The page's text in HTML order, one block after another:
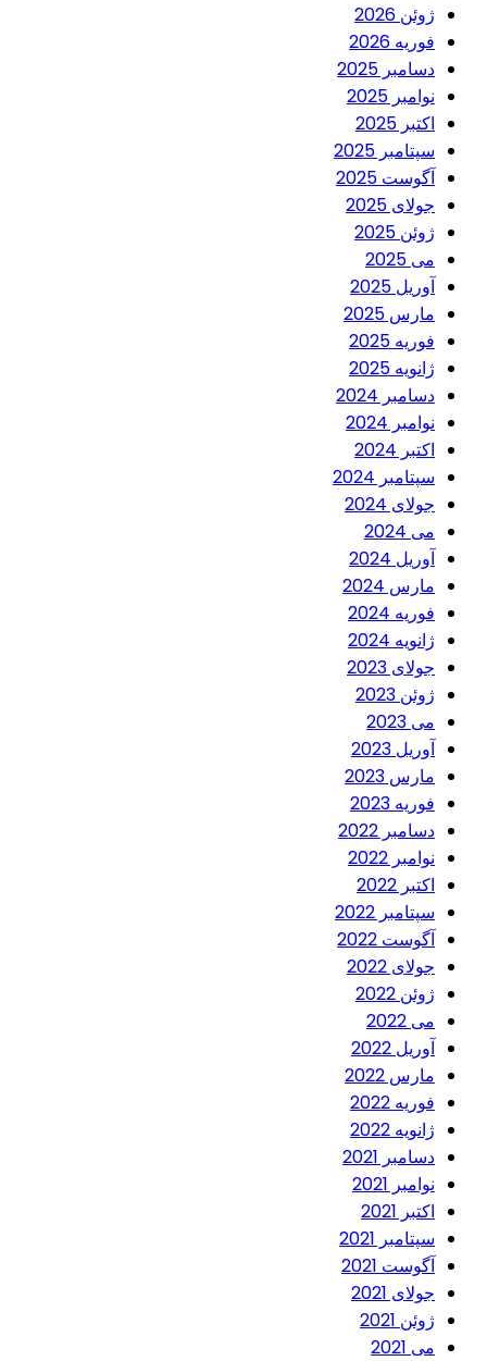
ژوئن 2026
فوریه 2026
دسامبر 2025
نوامبر 2025
اکتبر 2025
سپتامبر 2025
آگوست 2025
جولای 2025
ژوئن 2025
می 2025
آوریل 2025
مارس 2025
فوریه 2025
ژانویه 2025
دسامبر 2024
نوامبر 2024
اکتبر 2024
سپتامبر 2024
جولای 2024
می 2024
آوریل 2024
مارس 2024
فوریه 2024
ژانویه 2024
جولای 2023
ژوئن 2023
می 2023
آوریل 2023
مارس 2023
فوریه 2023
دسامبر 2022
نوامبر 2022
اکتبر 2022
سپتامبر 2022
آگوست 2022
جولای 2022
ژوئن 2022
می 2022
آوریل 2022
مارس 2022
فوریه 2022
ژانویه 2022
دسامبر 2021
نوامبر 2021
اکتبر 2021
سپتامبر 2021
آگوست 2021
جولای 2021
ژوئن 2021
می 2021